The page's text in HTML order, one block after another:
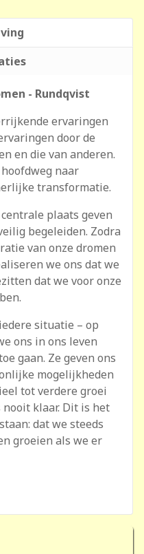
- Rundqvist
ervaringen
door de
en die van anderen.
naar
transformatie.
plaats geven
begeleiden. Zodra
van onze dromen
we ons dat we
dat we voor onze
situatie – op
ons in ons leven
gaan. Ze geven ons
mogelijkheden
tot verdere groei
klaar. Dit is het
dat we steeds
groeien als we er